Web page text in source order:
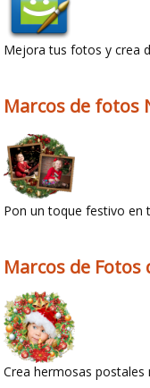
Mejora tus fotos y crea
Marcos de fotos
Pon un toque festivo en
Marcos de Fotos
Crea hermosas